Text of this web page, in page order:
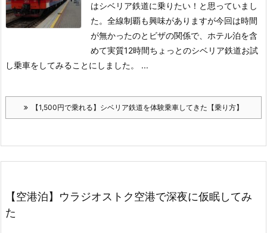
はシベリア鉄道に乗りたい！と思っていまし
た。 全線制覇も興味がありますが今回は時間
が無かったのとビザの関係で、ホテル泊を含
めて実質12時間ちょっとのシベリア鉄道お試
し乗車をしてみることにしました。 ...
【1,500円で乗れる】シベリア鉄道を体験乗車してきた【乗り方】
【空港泊】ウラジオストク空港で深夜に仮眠してみ
た